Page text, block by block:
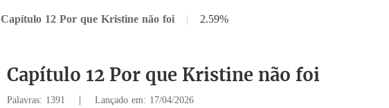
Capítulo 12 Por que Kristine não foi | 2.59%
Capítulo 12 Por que Kristine não foi
Palavras: 1391 | Lançado em: 17/04/2026